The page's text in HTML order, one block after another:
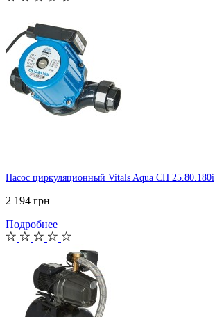
Насос циркуляционный Vitals Aqua CH 25.80.180i
2 194 грн
Подробнее